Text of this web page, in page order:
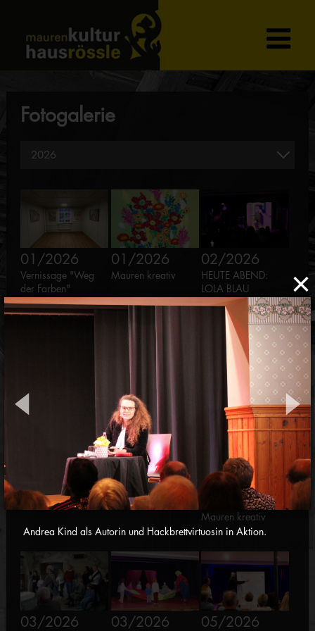
×
Andrea Kind als Autorin und Hackbrettvirtuosin in Aktion.
Fotogalerie
01/2026
Vernissage "Weg
der Farben"
01/2026
Mauren kreativ
02/2026
HEUTE ABEND:
LOLA BLAU
Lesung und Konzert
"Vanitas & Venus"
03/2026
Ausstellung "Innere
Räume" - Sandra
Rossi
03/2026
Performance
"Papier"
03/2026
Mauren kreativ
03/2026 03/2026 05/2026